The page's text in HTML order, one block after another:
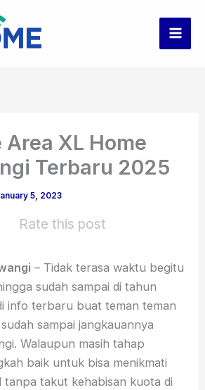
Area XL Home
Terbaru 2025
5, 2023
Rate this post
– Tidak terasa waktu begitu
sudah sampai di tahun
info terbaru buat teman teman
sampai jangkauannya
Walaupun masih tahap
baik untuk bisa menikmati
tanpa takut kehabisan kuota di